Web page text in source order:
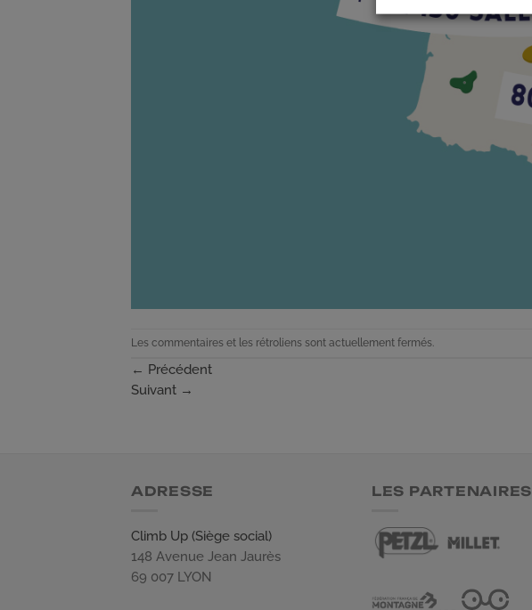
Les commentaires et les rétroliens sont actuellement fermés.
← Précédent
Suivant →
ADRESSE
Climb Up (Siège social)
148 Avenue Jean Jaurès
69 007 LYON
LES PARTENAIRES